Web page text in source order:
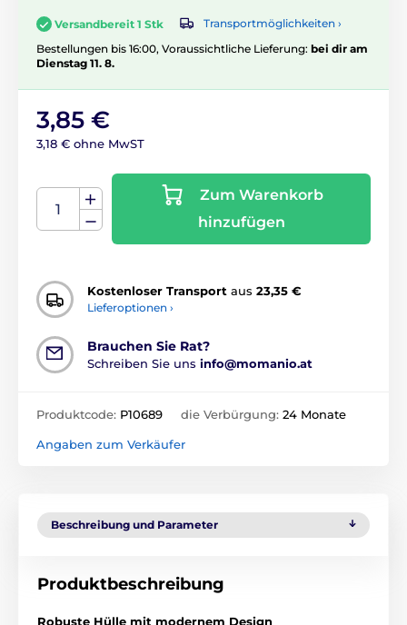
Versandbereit 1 Stk
Transportmöglichkeiten ›
Bestellungen bis 16:00, Voraussichtliche Lieferung: bei dir am
Dienstag 11. 8.
3,85 €
3,18 € ohne MwST
Zum Warenkorb
hinzufügen
Kostenloser Transport aus 23,35 €
Lieferoptionen ›
Brauchen Sie Rat?
Schreiben Sie uns info@momanio.at
Produktcode: P10689 die Verbürgung: 24 Monate
Angaben zum Verkäufer
Beschreibung und Parameter
Produktbeschreibung
Robuste Hülle mit modernem Design